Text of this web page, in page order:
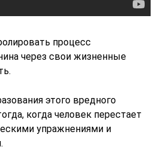
процесс
через свои жизненные
этого вредного
когда человек перестает
упражнениями и